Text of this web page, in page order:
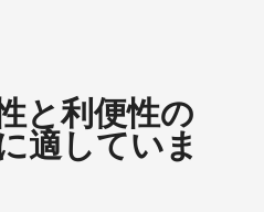
と利便性の
適していま